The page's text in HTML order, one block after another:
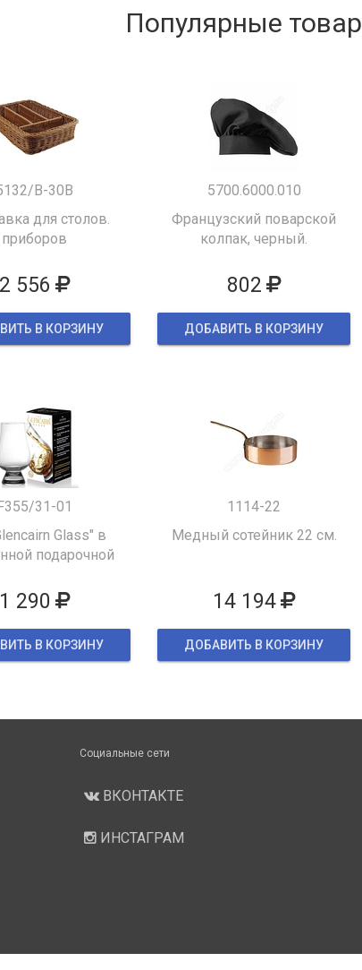
Популярные
B-30B
для столов.
приборов
2 556
В КОРЗИНУ
5700.6000.010
Французский поварской
колпак, черный.
802
ДОБАВИТЬ В КОРЗИНУ
F355/31-01
Glass" в
подарочной
1 290
В КОРЗИНУ
1114-22
Медный сотейник 22 см.
14 194
ДОБАВИТЬ В КОРЗИНУ
Социальные сети
ВКОНТАКТЕ
ИНСТАГРАМ